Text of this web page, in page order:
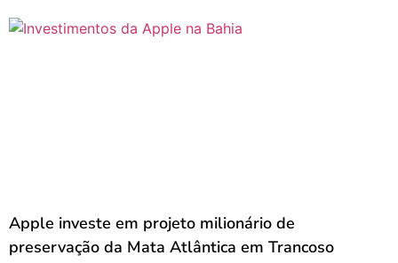
Apple investe em projeto milionário de
preservação da Mata Atlântica em Trancoso